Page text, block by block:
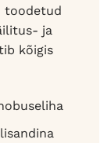
toodetud
ja
kõigis